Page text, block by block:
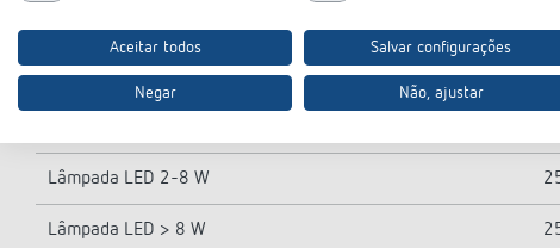
Lâmpadas compactas/fluorescentes
Corrente de arranque
Lâmpada LED 2-8 W
Lâmpada LED > 8 W
Aceitar todos Salvar configurações
Negar Não, ajustar